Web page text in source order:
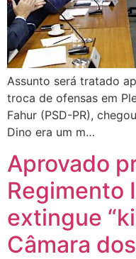
Assunto será tratado
troca de ofensas em
Fahur (PSD-PR),
Dino era um m…
Aprovado
Regimento
extingue
Câmara